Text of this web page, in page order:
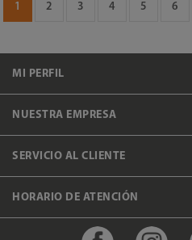
1 2 3 4 5 6
MI PERFIL
NUESTRA EMPRESA
SERVICIO AL CLIENTE
HORARIO DE ATENCIÓN